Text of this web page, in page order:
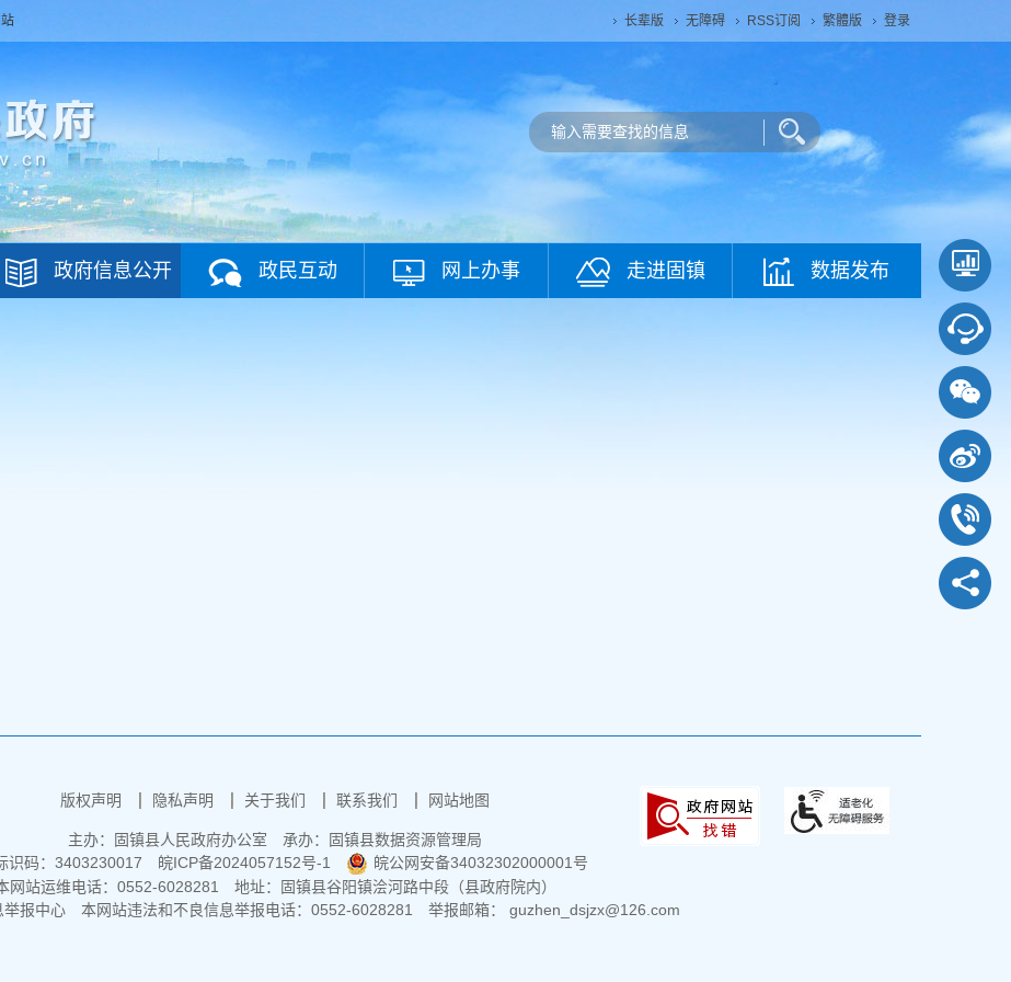
长辈版 无障碍 RSS订阅 繁體版 登录
政府信息公开 政民互动 网上办事 走进固镇 数据发布
版权声明 隐私声明 关于我们 联系我们 网站地图
主办：固镇县人民政府办公室
承办：固镇县数据资源管理局
识码：3403230017
皖ICP备2024057152号-1
皖公网安备34032302000001号
网站运维电话：0552-6028281
地址：固镇县谷阳镇浍河路中段（县政府院内）
报中心
本网站违法和不良信息举报电话：0552-6028281 举报邮箱： guzhen_dsjzx@126.com